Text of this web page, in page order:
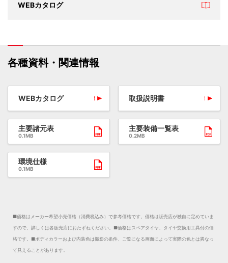
WEBカタログ
各種資料・関連情報
WEBカタログ 取扱説明書
主要諸元表
0.1MB
主要装備一覧表
0.2MB
環境仕様
0.1MB
■価格はメーカー希望小売価格（消費税込み）で参考価格です。価格は販売店が独自に定めていま
すので、詳しくは各販売店におたずねください。 ■価格はスペアタイヤ、タイヤ交換用工具付の価
格です。 ■ボディカラーおよび内装色は撮影の条件、ご覧になる画面によって実際の色とは異なっ
て見えることがあります。